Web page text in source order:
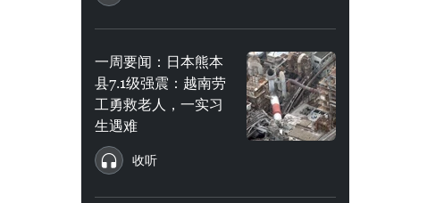
一周要闻：日本熊本
县7.1级强震：越南劳
工勇救老人，一实习
生遇难
收听